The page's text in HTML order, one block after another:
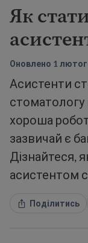
Як
Оновлено 1
Асистенти
стоматологу
хороша
зазвичай є
Дізнайтеся,
асистентом
Поділитись